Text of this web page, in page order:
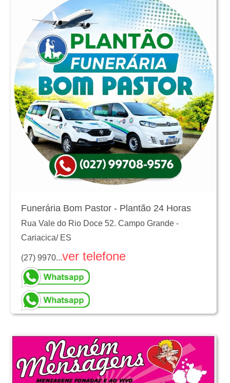
Funerária Bom Pastor - Plantão 24 Horas
Rua Vale do Rio Doce 52. Campo Grande -
Cariacica/ ES
(27) 9970...ver telefone